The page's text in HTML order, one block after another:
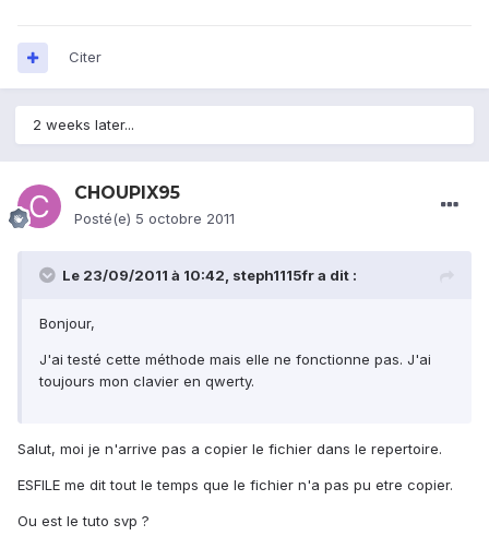
Citer
2 weeks later...
CHOUPIX95
Posté(e) 5 octobre 2011
Le 23/09/2011 à 10:42, steph1115fr a dit :
Bonjour,
J'ai testé cette méthode mais elle ne fonctionne pas. J'ai
toujours mon clavier en qwerty.
Salut, moi je n'arrive pas a copier le fichier dans le repertoire.
ESFILE me dit tout le temps que le fichier n'a pas pu etre copier.
Ou est le tuto svp ?